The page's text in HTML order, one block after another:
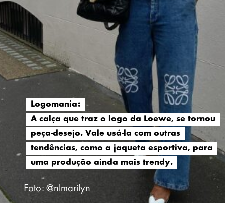
Logomania:
A calça que traz o logo da Loewe, se tornou
peça-desejo. Vale usá-la com outras
tendências, como a jaqueta esportiva, para
uma produção ainda mais trendy.
Logomania:
A calça que traz o logo da Loewe, se tornou
peça-desejo. Vale usá-la com outras
tendências, como a jaqueta esportiva, para
uma produção ainda mais trendy.
Foto: @nlmarilyn